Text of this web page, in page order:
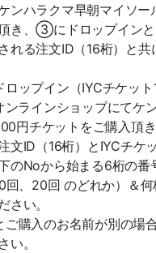
ンハラクマ早朝マイソー
き、③にドロップイン
れる注文ID（16桁）と共
ップイン（IYCチケット
ンラインショップにてケ
円チケットをご購入
文ID（16桁）とIYCチケ
のNoから始まる6桁の番
回、20回 のどれか）＆
さい。
ご購入のお名前が別の場
い。